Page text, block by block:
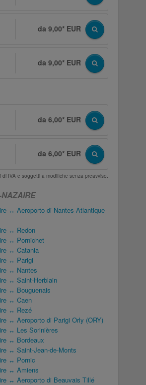
da 9,00* EUR
da 9,00* EUR
da 6,00* EUR
da 6,00* EUR
di IVA e soggetti a modifiche senza preavviso.
↔ Aeroporto di Nantes Atlantique
↔ Redon
↔ Pornichet
↔ Catania
↔ Parigi
↔ Nantes
↔ Saint-Herblain
↔ Bouguenais
↔ Caen
↔ Rezé
↔ Aeroporto di Parigi Orly (ORY)
↔ Les Sorinières
↔ Bordeaux
↔ Saint-Jean-de-Monts
↔ Pornic
↔ Amiens
↔ Aeroporto di Beauvais Tillé